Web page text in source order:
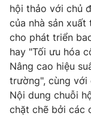
hội thảo với chủ
của nhà sản
cho phát triển
hay "Tối ưu hóa
Nâng cao hiệu
trường", cùng với
Nội dung chuỗi
chặt chẽ bởi các